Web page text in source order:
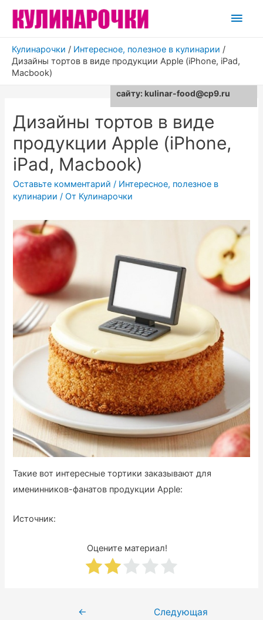
Кулинарочки / Интересное, полезное в кулинарии /
Дизайны тортов в виде продукции Apple (iPhone, iPad,
Macbook)
Дизайны тортов в виде
продукции Apple (iPhone,
iPad, Macbook)
Оставьте комментарий / Интересное, полезное в
кулинарии / От Кулинарочки
Такие вот интересные тортики заказывают для
именинников-фанатов продукции Apple:
Источник:
Оцените материал!
Навигация
←
Следующая
сайту: kulinar-food@cp9.ru